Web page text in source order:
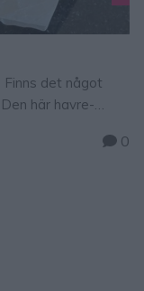
Finns det något
här havre-
i formen! Det här
0